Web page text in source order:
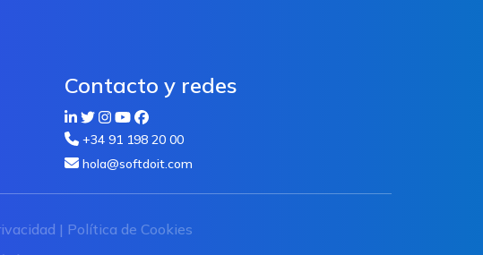
Contacto y redes
+34 91 198 20 00
hola@softdoit.com
| Política de Cookies